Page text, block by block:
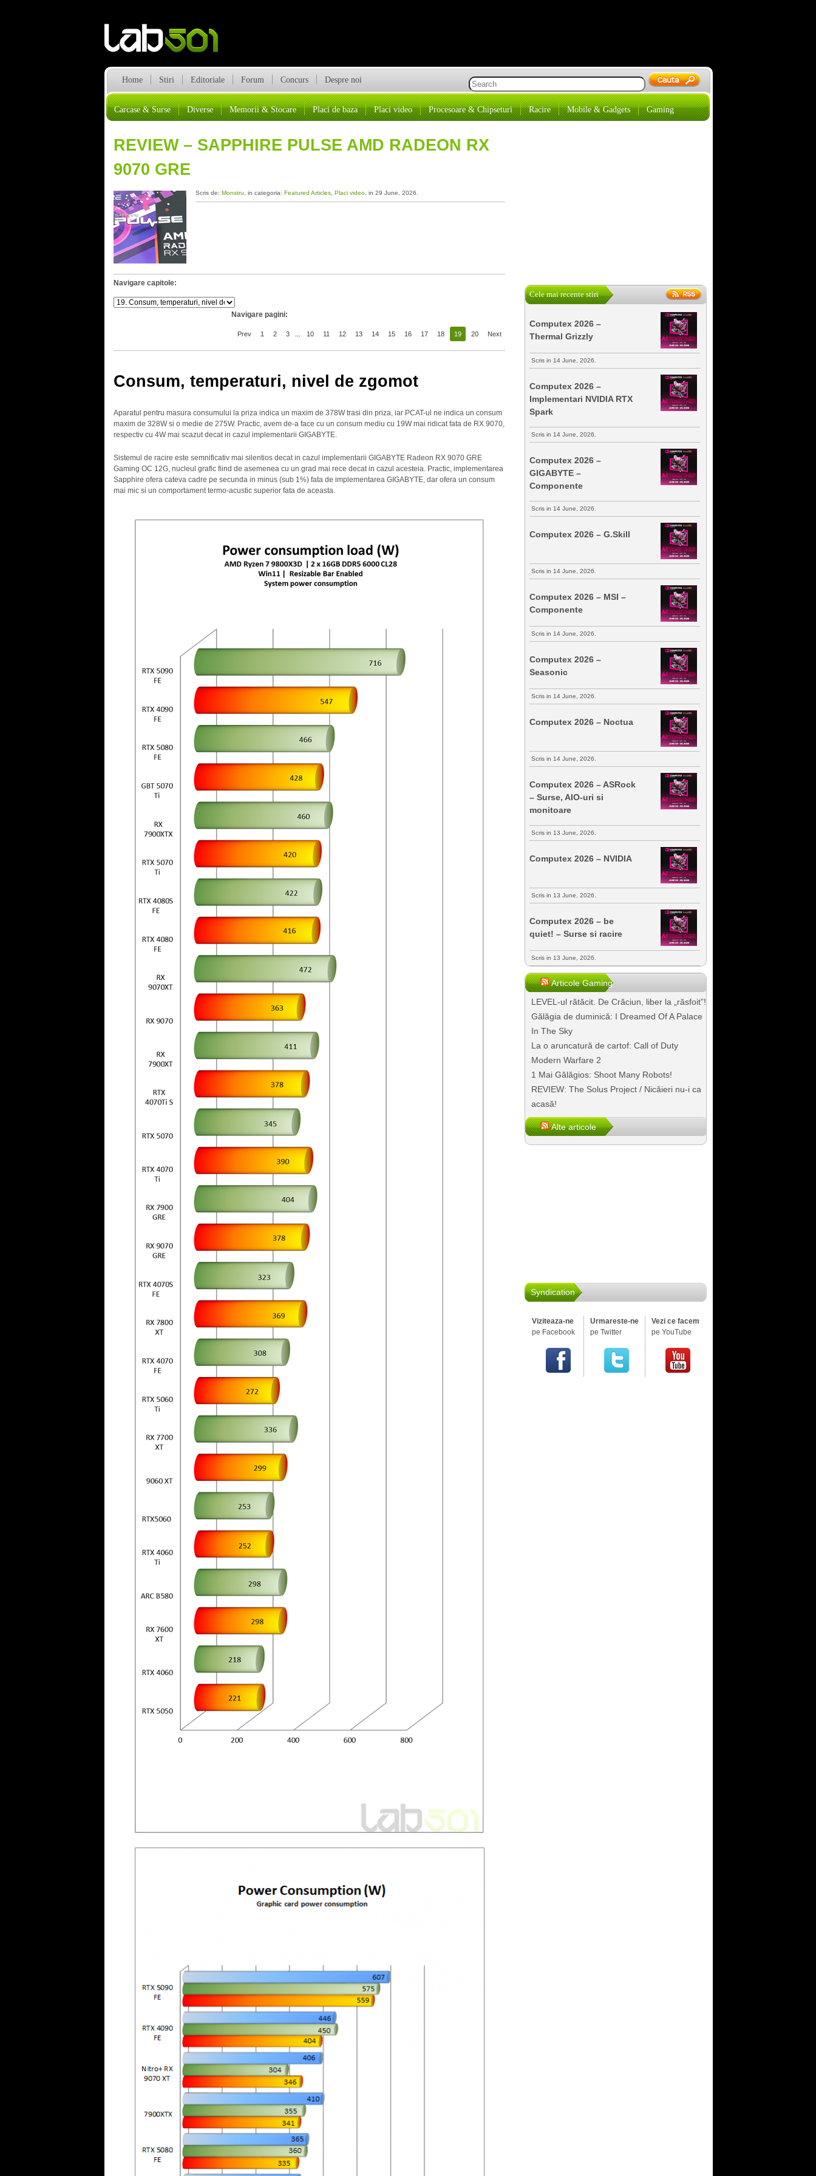
Home Stiri Editoriale Forum Concurs Despre noi
Carcase & Surse Diverse Memorii & Stocare Placi de baza Placi video Procesoare & Chipseturi Racire Mobile & Gadgets Gaming
REVIEW – SAPPHIRE PULSE AMD RADEON RX
9070 GRE
Scris de: Monstru , in categoria: Featured Articles, Placi video, in 29 June, 2026.
Navigare capitole:
Navigare pagini:
Prev 1 2 3 10 11 12 13 14 15 16 17 18 19 20 Next
Consum, temperaturi, nivel de zgomot
Aparatul pentru masura consumului la priza indica un maxim de 378W trasi din priza, iar PCAT-ul ne indica un consum
maxim de 328W si o medie de 275W. Practic, avem de-a face cu un consum mediu cu 19W mai ridicat fata de RX 9070,
respectiv cu 4W mai scazut decat in cazul implementarii GIGABYTE.
Sistemul de racire este semnificativ mai silentios decat in cazul implementarii GIGABYTE Radeon RX 9070 GRE
Gaming OC 12G, nucleul grafic fiind de asemenea cu un grad mai rece decat in cazul acesteia. Practic, implementarea
Sapphire ofera cateva cadre pe secunda in minus (sub 1%) fata de implementarea GIGABYTE, dar ofera un consum
mai mic si un comportament termo-acustic superior fata de aceasta.
Cele mai recente stiri
Computex 2026 –
Thermal Grizzly
Scris in 14 June, 2026.
Computex 2026 –
Implementari NVIDIA RTX
Spark
Scris in 14 June, 2026.
Computex 2026 –
GIGABYTE –
Componente
Scris in 14 June, 2026.
Computex 2026 – G.Skill
Scris in 14 June, 2026.
Computex 2026 – MSI –
Componente
Scris in 14 June, 2026.
Computex 2026 –
Seasonic
Scris in 14 June, 2026.
Computex 2026 – Noctua
Scris in 14 June, 2026.
Computex 2026 – ASRock
– Surse, AIO-uri si
monitoare
Scris in 13 June, 2026.
Computex 2026 – NVIDIA
Scris in 13 June, 2026.
Computex 2026 – be
quiet! – Surse si racire
Scris in 13 June, 2026.
Articole Gaming
LEVEL-ul rătăcit. De Crăciun, liber la „răsfoit”!
Gălăgia de duminică: I Dreamed Of A Palace
In The Sky
La o aruncatură de cartof: Call of Duty
Modern Warfare 2
1 Mai Gălăgios: Shoot Many Robots!
REVIEW: The Solus Project / Nicăieri nu-i ca
acasă!
Alte articole
Syndication
Viziteaza-ne
pe Facebook
Urmareste-ne
pe Twitter
Vezi ce facem
pe YouTube